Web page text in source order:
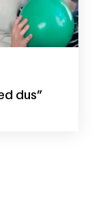
dus”
me: dít doet